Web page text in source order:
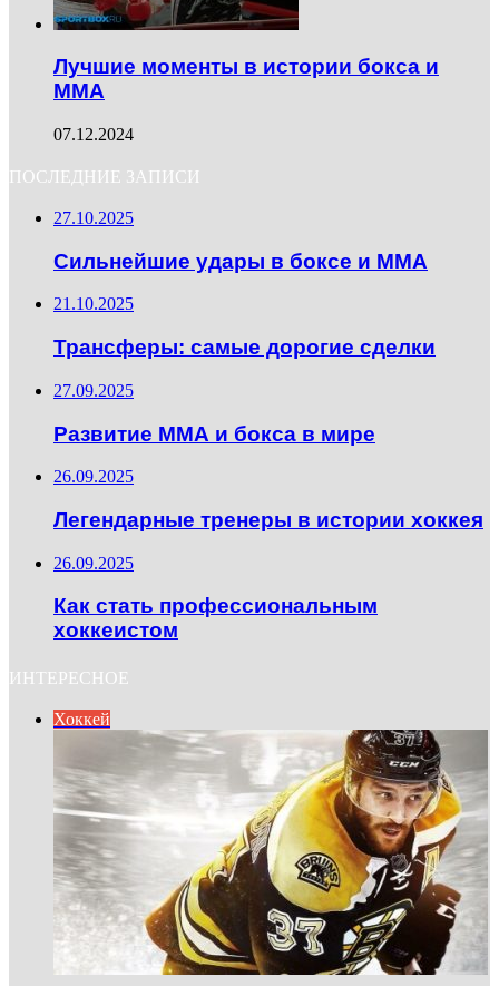
Лучшие моменты в истории бокса и
ММА
07.12.2024
ПОСЛЕДНИЕ ЗАПИСИ
27.10.2025
Сильнейшие удары в боксе и ММА
21.10.2025
Трансферы: самые дорогие сделки
27.09.2025
Развитие ММА и бокса в мире
26.09.2025
Легендарные тренеры в истории хоккея
26.09.2025
Как стать профессиональным
хоккеистом
ИНТЕРЕСНОЕ
Хоккей